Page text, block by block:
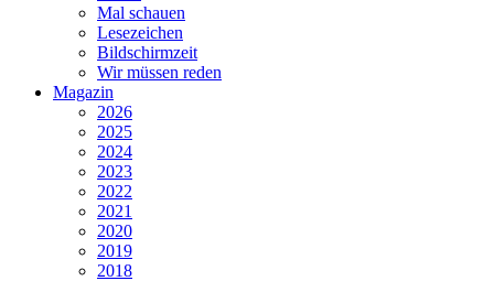
Mal schauen
Lesezeichen
Bildschirmzeit
Wir müssen reden
Magazin
2026
2025
2024
2023
2022
2021
2020
2019
2018